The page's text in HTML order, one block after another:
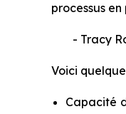
processus
- Tracy
Voici
Capacité